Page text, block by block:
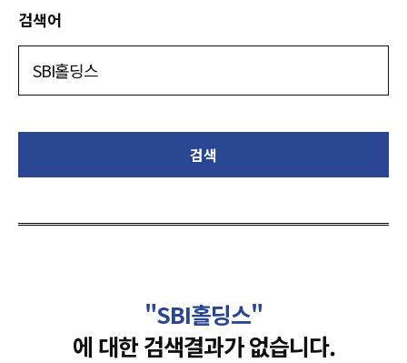
검색어
검색
"SBI홀딩스"
에 대한 검색결과가 없습니다.